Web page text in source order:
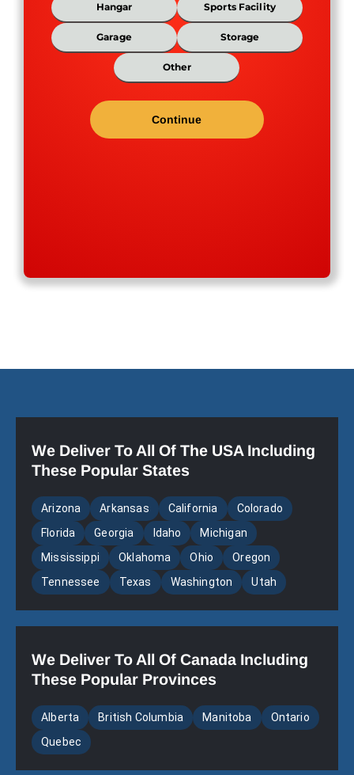
Hangar Sports Facility
Garage Storage
Other
We Deliver To All Of The USA Including
These Popular States
Arizona Arkansas California
Colorado
Florida
Georgia Idaho
Michigan
Mississippi
Oklahoma Ohio
Oregon
Tennessee
Texas Washington Utah
We Deliver To All Of Canada Including
These Popular Provinces
Alberta British Columbia Manitoba
Ontario
Quebec